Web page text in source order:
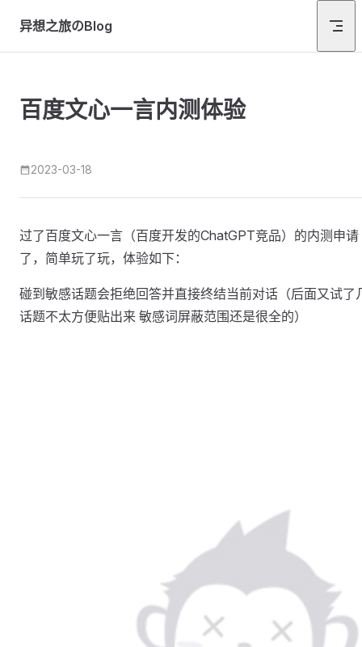
Skip to content
异想之旅のBlog
百度文心一言内测体验
2023-03-18
过了百度文心一言（百度开发的ChatGPT竞品）的内测申请
了，简单玩了玩，体验如下：
碰到敏感话题会拒绝回答并直接终结当前对话（后面又试了
话题不太方便贴出来 敏感词屏蔽范围还是很全的）